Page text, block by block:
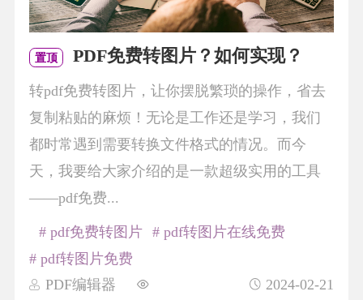
置顶 PDF免费转图片？如何实现？
转pdf免费转图片，让你摆脱繁琐的操作，省去
复制粘贴的麻烦！无论是工作还是学习，我们
都时常遇到需要转换文件格式的情况。而今
天，我要给大家介绍的是一款超级实用的工具
——pdf免费...
PDF编辑器 2024-02-21
# pdf免费转图片
# pdf转图片在线免费
# pdf转图片免费